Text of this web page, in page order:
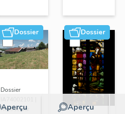
Dossier
Aperçu
Dossier
Réalisé par
Dossier
Aperçu